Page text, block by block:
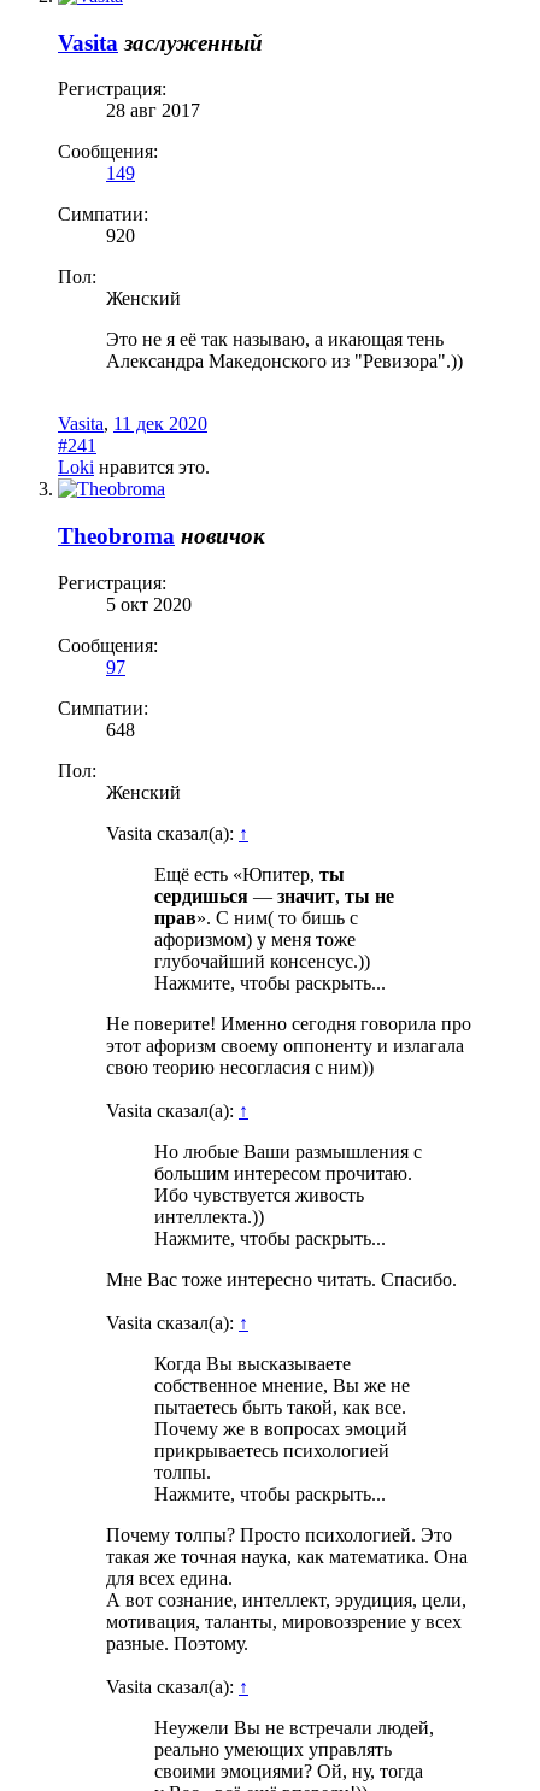
Vasita заслуженный
Регистрация:
28 авг 2017
Сообщения:
149
Симпатии:
920
Пол:
Женский
Это не я её так называю, а икающая тень
Александра Македонского из "Ревизора".))
Vasita, 11 дек 2020
#241
Loki нравится это.
Theobroma новичок
Регистрация:
5 окт 2020
Сообщения:
97
Симпатии:
648
Пол:
Женский
Vasita сказал(а): ↑
Ещё есть «Юпитер, ты
сердишься — значит, ты не
прав». С ним( то бишь с
афоризмом) у меня тоже
глубочайший консенсус.))
Нажмите, чтобы раскрыть...
Не поверите! Именно сегодня говорила про
этот афоризм своему оппоненту и излагала
свою теорию несогласия с ним))
Vasita сказал(а): ↑
Но любые Ваши размышления с
большим интересом прочитаю.
Ибо чувствуется живость
интеллекта.))
Нажмите, чтобы раскрыть...
Мне Вас тоже интересно читать. Спасибо.
Vasita сказал(а): ↑
Когда Вы высказываете
собственное мнение, Вы же не
пытаетесь быть такой, как все.
Почему же в вопросах эмоций
прикрываетесь психологией
толпы.
Нажмите, чтобы раскрыть...
Почему толпы? Просто психологией. Это
такая же точная наука, как математика. Она
для всех едина.
А вот сознание, интеллект, эрудиция, цели,
мотивация, таланты, мировоззрение у всех
разные. Поэтому.
Vasita сказал(а): ↑
Неужели Вы не встречали людей,
реально умеющих управлять
своими эмоциями? Ой, ну, тогда